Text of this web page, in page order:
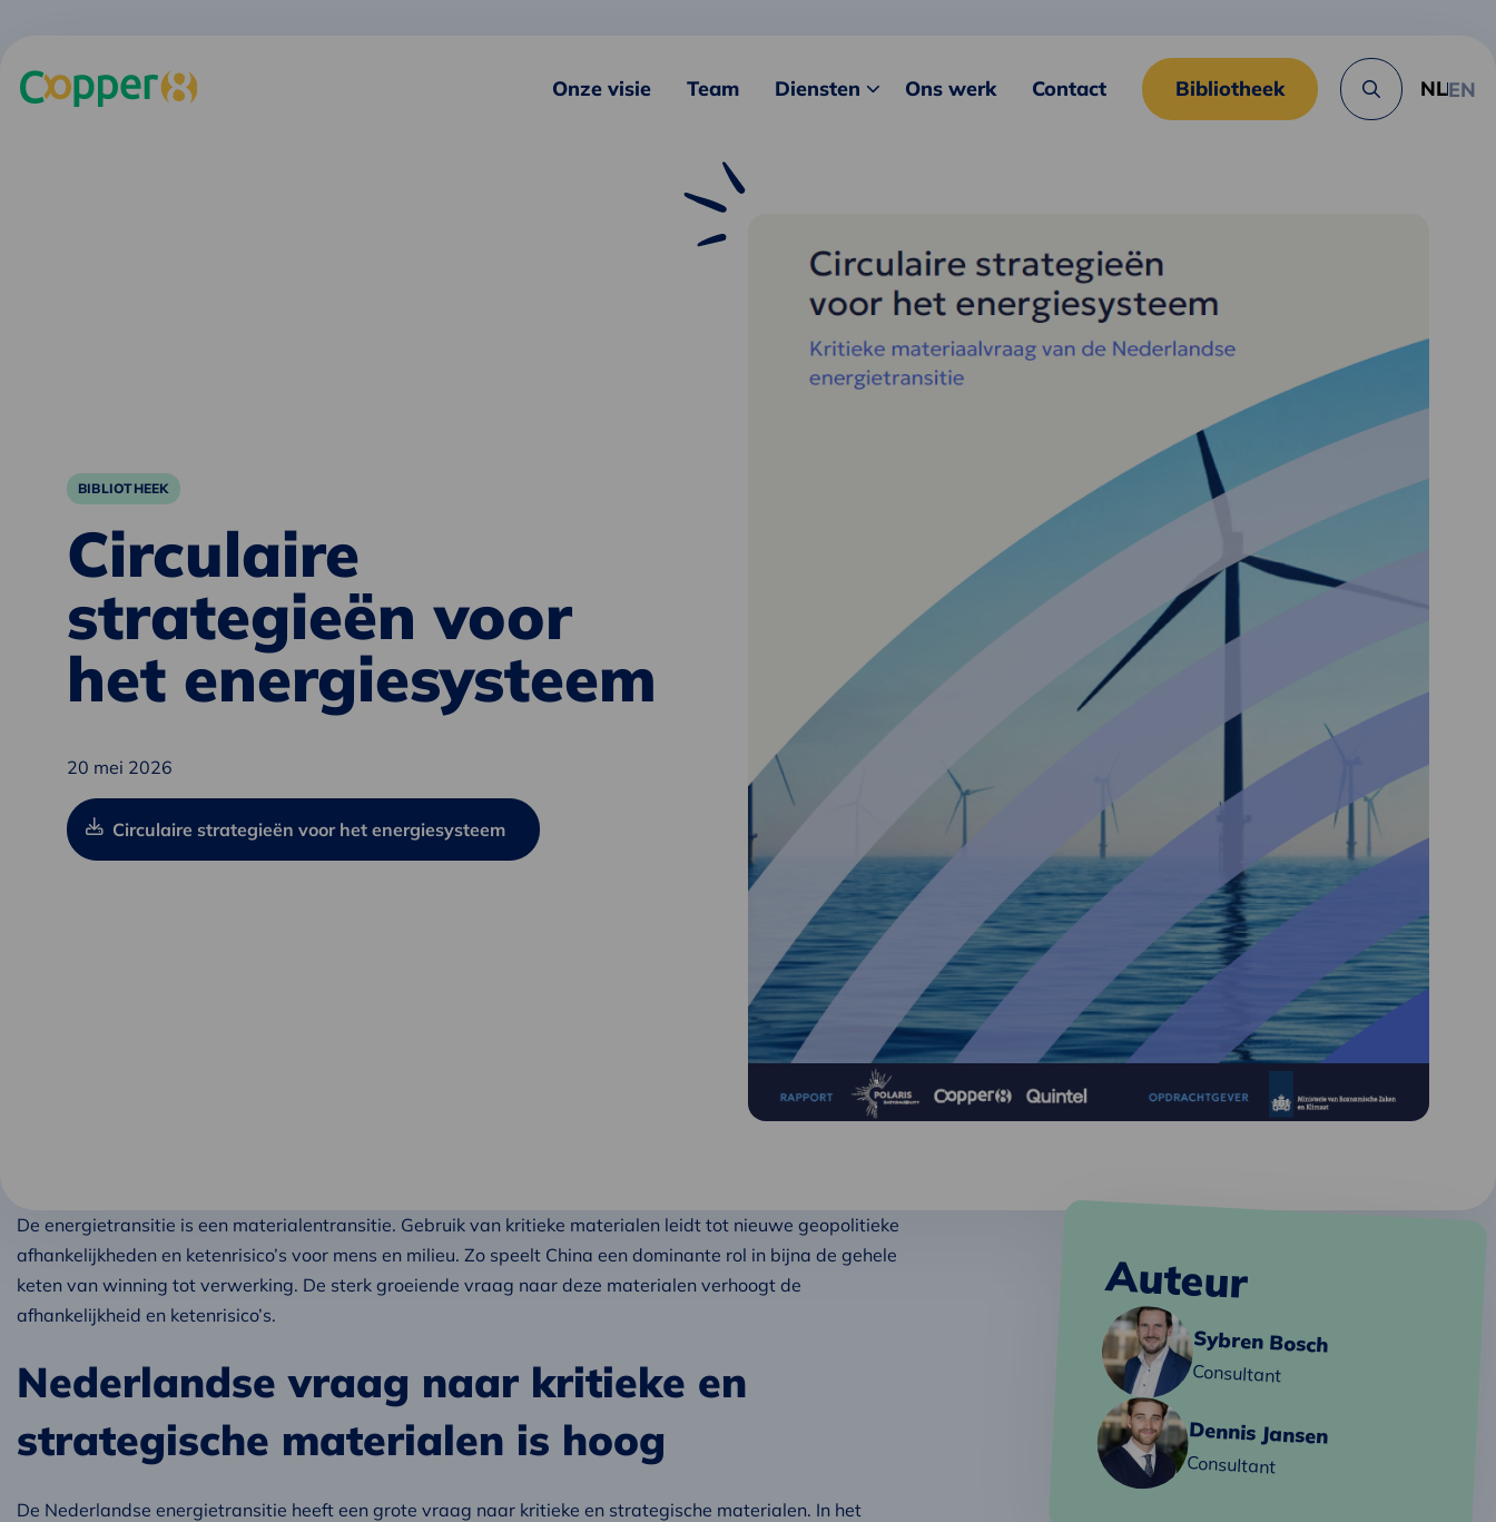
Onze visie Team Diensten Ons werk Contact Bibliotheek
Zoek
knop
NLEN
BIBLIOTHEEK
Circulaire
strategieën voor
het energiesysteem
20 mei 2026
Circulaire strategieën voor het energiesysteem
De energietransitie is een materialentransitie. Gebruik van kritieke materialen leidt tot nieuwe geopolitieke
afhankelijkheden en ketenrisico’s voor mens en milieu. Zo speelt China een dominante rol in bijna de gehele
keten van winning tot verwerking. De sterk groeiende vraag naar deze materialen verhoogt de
afhankelijkheid en ketenrisico’s.
Nederlandse vraag naar kritieke en
strategische materialen is hoog
De Nederlandse energietransitie heeft een grote vraag naar kritieke en strategische materialen. In het
Auteur
Sybren Bosch
Consultant
Lees
meer
over
Sybren
Dennis Jansen
Consultant
Lees
meer
over
Dennis